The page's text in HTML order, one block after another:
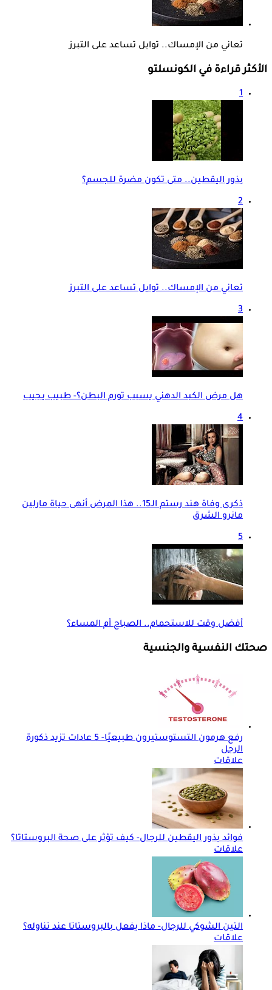
تعاني من الإمساك.. توابل تساعد على التبرز
الأكثر قراءة في الكونسلتو
1
بذور اليقطين.. متى تكون مضرة للجسم؟
2
تعاني من الإمساك.. توابل تساعد على التبرز
3
هل مرض الكبد الدهني يسبب تورم البطن؟- طبيب يجيب
4
ذكرى وفاة هند رستم الـ15.. هذا المرض أنهى حياة مارلين
مانرو الشرق
5
أفضل وقت للاستحمام.. الصباح أم المساء؟
صحتك النفسية والجنسية
رفع هرمون التستوستيرون طبيعيًا- 5 عادات تزيد ذكورة
الرجل
علاقات
فوائد بذور اليقطين للرجال- كيف تؤثر على صحة البروستاتا؟
علاقات
التين الشوكي للرجال- ماذا يفعل بالبروستاتا عند تناوله؟
علاقات